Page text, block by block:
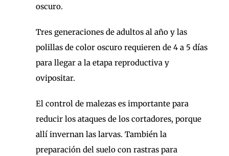
oscuro.
Tres generaciones de adultos al año y las
polillas de color oscuro requieren de 4 a 5 días
para llegar a la etapa reproductiva y
ovipositar.
El control de malezas es importante para
reducir los ataques de los cortadores, porque
allí invernan las larvas. También la
preparación del suelo con rastras para